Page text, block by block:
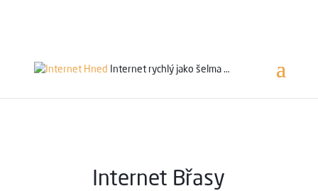
Internet rychlý jako šelma …
Internet Břasy